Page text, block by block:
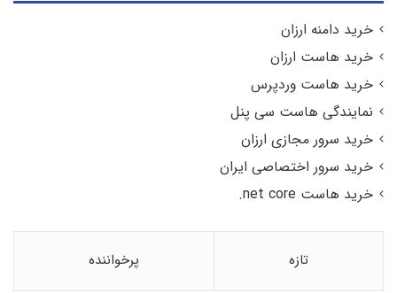
خرید دامنه ارزان
خرید هاست ارزان
خرید هاست وردپرس
نمایندگی هاست سی پنل
خرید سرور مجازی ارزان
خرید سرور اختصاصی ایران
خرید هاست net core.
تازه پرخواننده